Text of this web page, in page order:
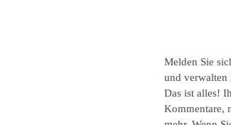
Melden Sie
und verwalten
Das ist alles!
Kommentare,